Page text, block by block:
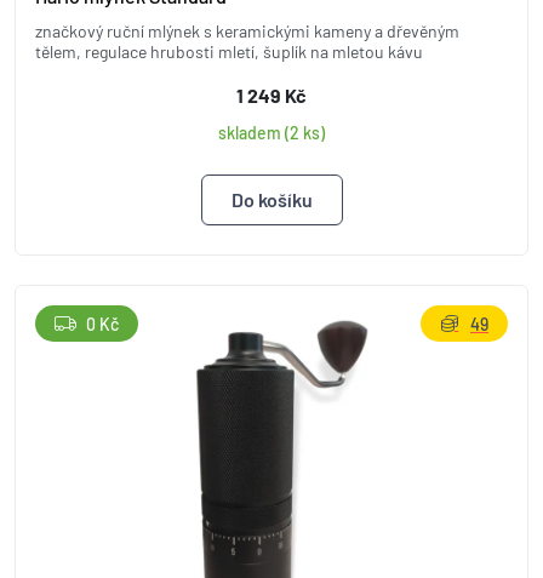
značkový ruční mlýnek s keramickými kameny a dřevěným
tělem, regulace hrubosti mletí, šuplík na mletou kávu
1 249 Kč
skladem (2 ks)
0 Kč 49